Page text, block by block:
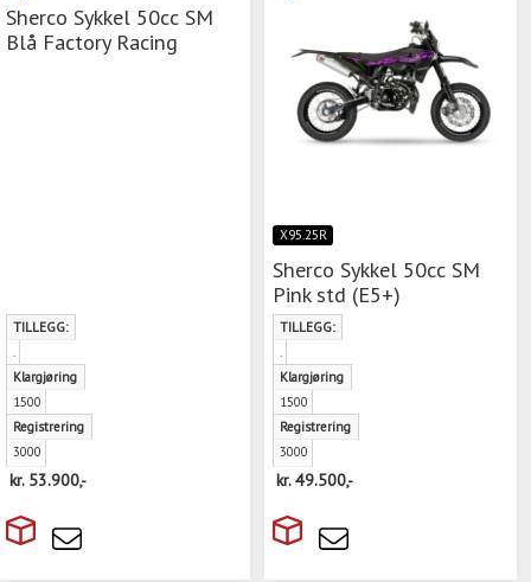
Sherco Sykkel 50cc SM
Blå Factory Racing
TILLEGG:
Klargjøring
1500
Registrering
3000
kr. 53.900,-
X95.25R
Sherco Sykkel 50cc SM
Pink std (E5+)
TILLEGG:
Klargjøring
1500
Registrering
3000
kr.49.500,-